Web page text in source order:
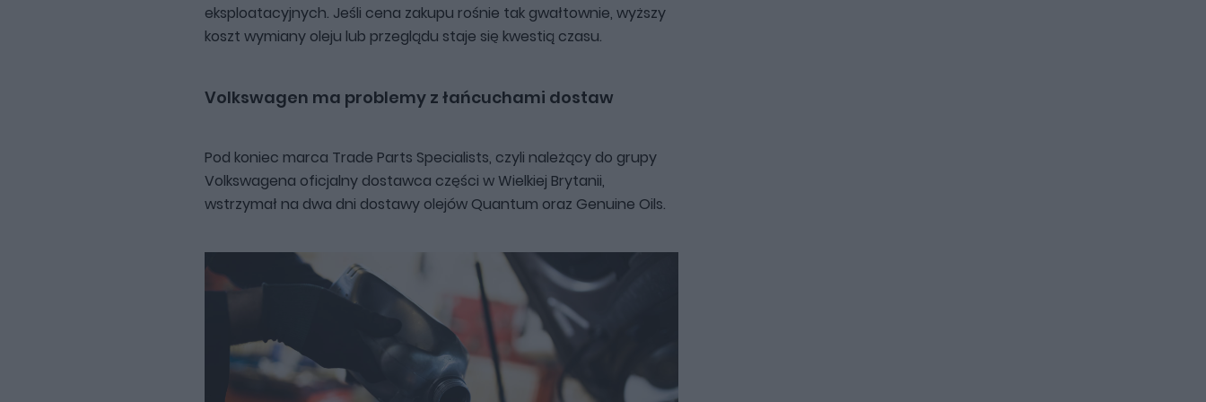
eksploatacyjnych. Jeśli cena zakupu rośnie tak gwałtownie, wyższy
koszt wymiany oleju lub przeglądu staje się kwestią czasu.
Volkswagen ma problemy z łańcuchami dostaw
Pod koniec marca Trade Parts Specialists, czyli należący do grupy
Volkswagena oficjalny dostawca części w Wielkiej Brytanii,
wstrzymał na dwa dni dostawy olejów Quantum oraz Genuine Oils.